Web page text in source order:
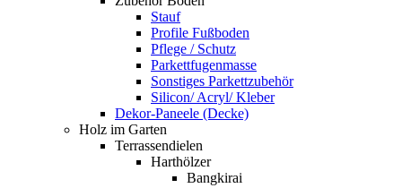
Stauf
Profile Fußboden
Pflege / Schutz
Parkettfugenmasse
Sonstiges Parkettzubehör
Silicon/ Acryl/ Kleber
Dekor-Paneele (Decke)
Holz im Garten
Terrassendielen
Harthölzer
Bangkirai